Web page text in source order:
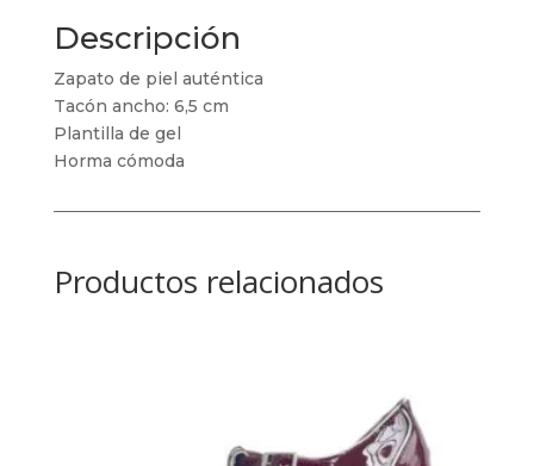
Descripción
Zapato de piel auténtica
Tacón ancho: 6,5 cm
Plantilla de gel
Horma cómoda
Productos relacionados